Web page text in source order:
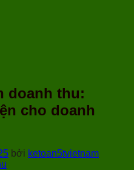
doanh thu:
cho doanh
bởi ketoan5tvietnam